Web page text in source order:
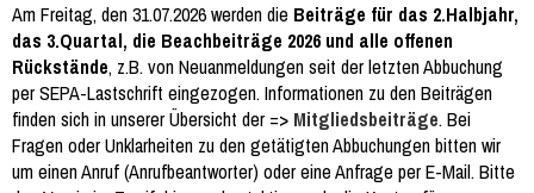
Am Freitag, den 31.07.2026 werden die Beiträge für das 2.Halbjahr,
das 3.Quartal, die Beachbeiträge 2026 und alle offenen
Rückstände, z.B. von Neuanmeldungen seit der letzten Abbuchung
per SEPA-Lastschrift eingezogen. Informationen zu den Beiträgen
finden sich in unserer Übersicht der => Mitgliedsbeiträge. Bei
Fragen oder Unklarheiten zu den getätigten Abbuchungen bitten wir
um einen Anruf (Anrufbeantworter) oder eine Anfrage per E-Mail. Bitte